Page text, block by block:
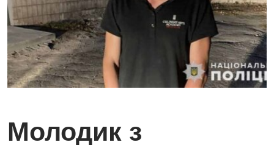
Молодик з